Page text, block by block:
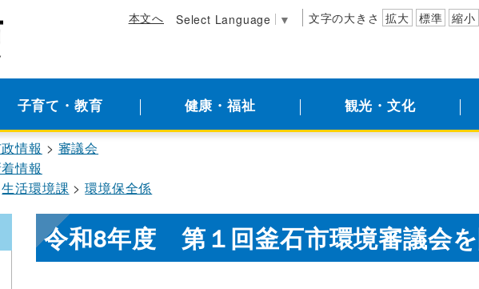
本文へ Select Language ▼ 文字の大きさ 拡大 標準 縮小
子育て・教育 健康・福祉 観光・文化
情報
審議会
情報
生活環境課 環境保全係
令和8年度 第１回釜石市環境審議会